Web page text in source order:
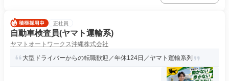
正社員
自動車検査員(ヤマト運輸系)
ヤマトオートワークス沖縄株式会社
大型ドライバーからの転職歓迎／年休124日／ヤマト運輸系列